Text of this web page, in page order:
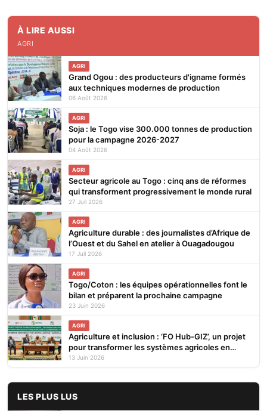
À LIRE AUSSI
AGRI
AGRI
Grand Ogou : des producteurs d'igname formés
aux techniques modernes de production
06 Août 2026
AGRI
Soja : le Togo vise 300.000 tonnes de production
pour la campagne 2026-2027
04 Août 2026
AGRI
Secteur agricole au Togo : cinq ans de réformes
qui transforment progressivement le monde rural
27 Juil 2026
AGRI
Agriculture durable : des journalistes d’Afrique de
l’Ouest et du Sahel en atelier à Ouagadougou
17 Juil 2026
AGRI
Togo/Coton : les équipes opérationnelles font le
bilan et préparent la prochaine campagne
23 Juin 2026
AGRI
Agriculture et inclusion : ‘FO Hub-GIZ’, un projet
pour transformer les systèmes agricoles en
Afrique de l’Ouest lancé à Abuja
13 Juin 2026
LES PLUS LUS